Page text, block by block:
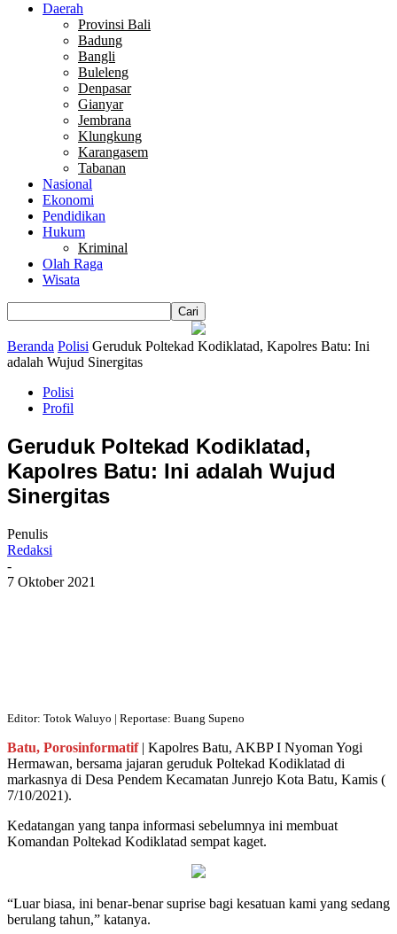
Daerah
Provinsi Bali
Badung
Bangli
Buleleng
Denpasar
Gianyar
Jembrana
Klungkung
Karangasem
Tabanan
Nasional
Ekonomi
Pendidikan
Hukum
Kriminal
Olah Raga
Wisata
Beranda Polisi Geruduk Poltekad Kodiklatad, Kapolres Batu: Ini
adalah Wujud Sinergitas
Polisi
Profil
Geruduk Poltekad Kodiklatad,
Kapolres Batu: Ini adalah Wujud
Sinergitas
Penulis
Redaksi
-
7 Oktober 2021
Editor: Totok Waluyo | Reportase: Buang Supeno
Batu, Porosinformatif| Kapolres Batu, AKBP I Nyoman Yogi
Hermawan, bersama jajaran geruduk Poltekad Kodiklatad di
markasnya di Desa Pendem Kecamatan Junrejo Kota Batu, Kamis (
7/10/2021).
Kedatangan yang tanpa informasi sebelumnya ini membuat
Komandan Poltekad Kodiklatad sempat kaget.
“Luar biasa, ini benar-benar suprise bagi kesatuan kami yang sedang
berulang tahun,” katanya.